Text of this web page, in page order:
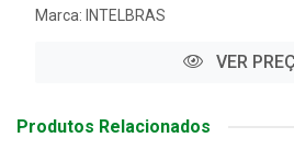
Marca: INTELBRAS
VER
Produtos Relacionados